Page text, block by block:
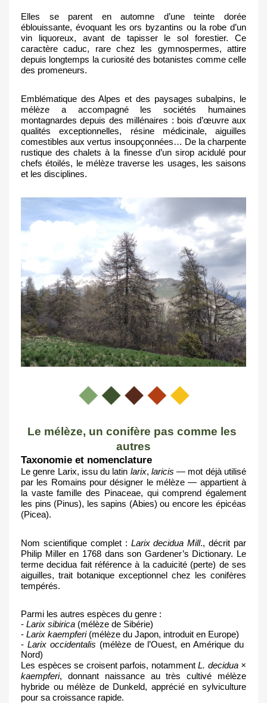
Elles se parent en automne d’une teinte dorée
éblouissante, évoquant les ors byzantins ou la robe d’un
vin liquoreux, avant de tapisser le sol forestier. Ce
caractère caduc, rare chez les gymnospermes, attire
depuis longtemps la curiosité des botanistes comme celle
des promeneurs.
Emblématique des Alpes et des paysages subalpins, le
mélèze a accompagné les sociétés humaines
montagnardes depuis des millénaires : bois d’œuvre aux
qualités exceptionnelles, résine médicinale, aiguilles
comestibles aux vertus insoupçonnées… De la charpente
rustique des chalets à la finesse d’un sirop acidulé pour
chefs étoilés, le mélèze traverse les usages, les saisons
et les disciplines.
Le mélèze, un conifère pas comme les
autres
Taxonomie et nomenclature
Le genre Larix, issu du latin larix, laricis — mot déjà utilisé
par les Romains pour désigner le mélèze — appartient à
la vaste famille des Pinaceae, qui comprend également
les pins (Pinus), les sapins (Abies) ou encore les épicéas
(Picea).
Nom scientifique complet : Larix decidua Mill., décrit par
Philip Miller en 1768 dans son Gardener’s Dictionary. Le
terme decidua fait référence à la caduicité (perte) de ses
aiguilles, trait botanique exceptionnel chez les conifères
tempérés.
Parmi les autres espèces du genre :
- Larix sibirica (mélèze de Sibérie)
- Larix kaempferi (mélèze du Japon, introduit en Europe)
- Larix occidentalis (mélèze de l’Ouest, en Amérique du
Nord)
Les espèces se croisent parfois, notamment L. decidua ×
kaempferi, donnant naissance au très cultivé mélèze
hybride ou mélèze de Dunkeld, apprécié en sylviculture
pour sa croissance rapide.